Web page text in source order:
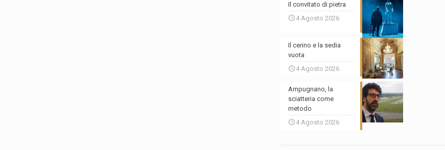
Il convitato di pietra
4 Agosto 2026
Il cerino e la sedia
vuota
4 Agosto 2026
Ampugnano, la
sciatteria come
metodo
4 Agosto 2026